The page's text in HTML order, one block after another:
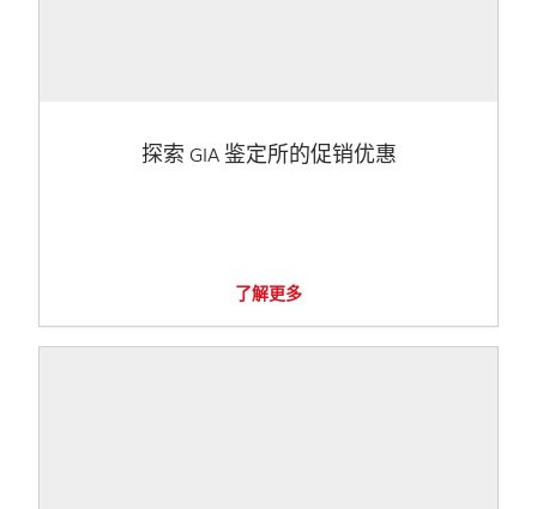
探索 GIA 鉴定所的促销优惠
了解更多